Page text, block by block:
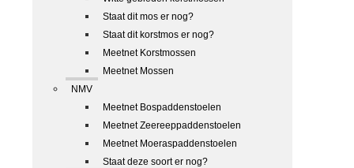
Staat dit mos er nog?
Staat dit korstmos er nog?
Meetnet Korstmossen
Meetnet Mossen
NMV
Meetnet Bospaddenstoelen
Meetnet Zeereeppaddenstoelen
Meetnet Moeraspaddenstoelen
Staat deze soort er nog?